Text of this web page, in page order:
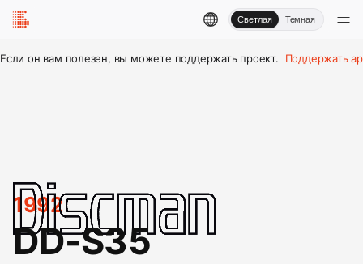
Светлая Темная
Если он вам полезен, вы можете поддержать проект. Поддержать
1992
DD-S35